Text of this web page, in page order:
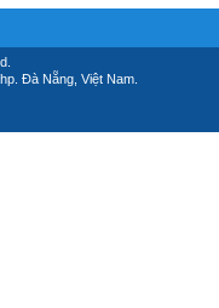
Đà Nẵng, Việt Nam.